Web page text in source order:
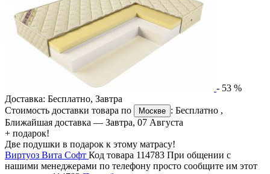
- 53 %
Доставка: Бесплатно, Завтра
Стоимость доставки товара по
Москве : Бесплатно ,
Ближайшая доставка — Завтра, 07 Августа
+ подарок!
Две подушки в подарок к этому матрасу!
Виртуоз Вита Софт Код товара 114783 При общении с
нашими менеджерами по телефону просто сообщите им этот